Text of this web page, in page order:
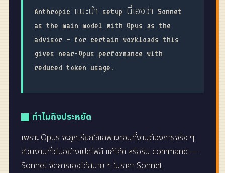
Anthropic แนะนำ setup นี้เองว่า Sonnet
as the main model with Opus as the
advisor — for certain workloads this
gives near-Opus performance with
reduced token usage.
ทำไมถึงประหยัด
เพราะ Opus จะถูกเรียกใช้เฉพาะตอนที่งานต้องการจริง ๆ
ส่วนงานทั่วไปอย่างเปิดไฟล์ แก้โค้ด หรือรัน command —
Sonnet จัดการเองได้สบาย ๆ ในราคา Sonnet